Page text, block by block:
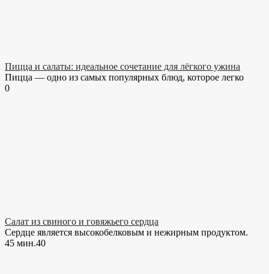
Пицца и салаты: идеальное сочетание для лёгкого ужина
Пицца — одно из самых популярных блюд, которое легко
0
Салат из свиного и говяжьего сердца
Сердце является высокобелковым и нежирным продуктом.
45 мин.40